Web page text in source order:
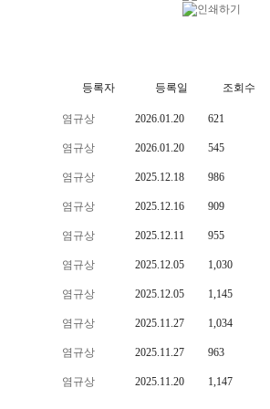
등록자 등록일 조회수
염규상 2026.01.20 621
염규상 2026.01.20 545
염규상 2025.12.18 986
염규상 2025.12.16 909
염규상 2025.12.11 955
염규상 2025.12.05 1,030
염규상 2025.12.05 1,145
염규상 2025.11.27 1,034
염규상 2025.11.27 963
염규상 2025.11.20 1,147